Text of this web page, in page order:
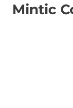
Mintic